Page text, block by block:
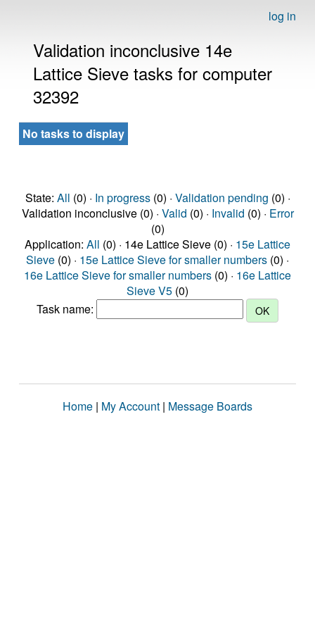
log in
Validation inconclusive 14e
Lattice Sieve tasks for computer
32392
No tasks to display
State: All (0) · In progress(0) · Validation pending (0) ·
Validation inconclusive (0) · Valid (0) · Invalid (0) · Error
(0)
Application: All (0) · 14e Lattice Sieve (0) · 15e Lattice
Sieve (0) · 15e Lattice Sieve for smaller numbers (0) ·
16e Lattice Sieve for smaller numbers (0) · 16e Lattice
Sieve V5 (0)
Task name:
Home | My Account | Message Boards